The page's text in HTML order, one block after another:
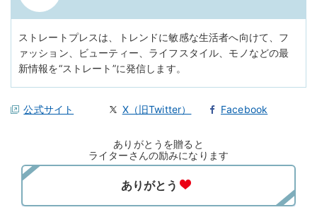
ストレートプレスは、トレンドに敏感な生活者へ向けて、フ
ァッション、ビューティー、ライフスタイル、モノなどの最
新情報を“ストレート”に発信します。
公式サイト X（旧Twitter） Facebook
ありがとうを贈ると
ライターさんの励みになります